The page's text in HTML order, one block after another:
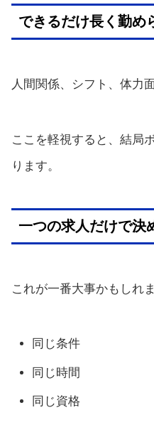
できるだけ長く勤め
人間関係、シフト、体力面
ここを軽視すると、結局
ります。
一つの求人だけで決
これが一番大事かもしれま
同じ条件
同じ時間
同じ資格